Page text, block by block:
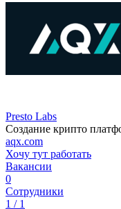
Presto Labs
Создание крипто
aqx.com
Хочу тут работать
Вакансии
0
Сотрудники
1 / 1